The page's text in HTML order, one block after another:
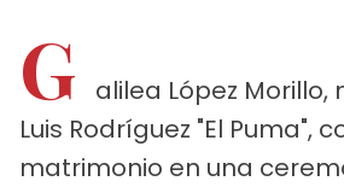
G
alilea López Morillo,
Luis Rodríguez "El Puma",
matrimonio en una